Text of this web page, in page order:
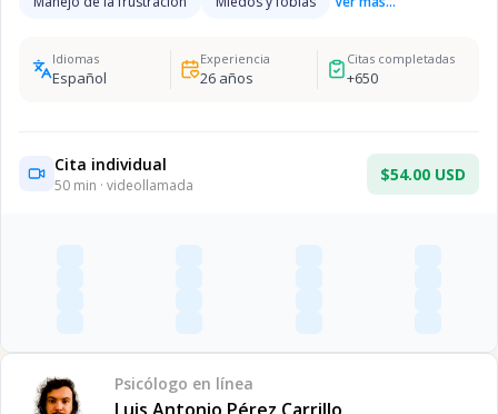
Idiomas
Español
Experiencia
26años
Citas completadas
+650
Cita individual
50 min · videollamada
$54.00 USD
Psicólogo en línea